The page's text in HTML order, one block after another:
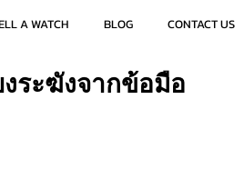
A WATCH BLOG CONTACT US
ระฆังจากข้อมือ